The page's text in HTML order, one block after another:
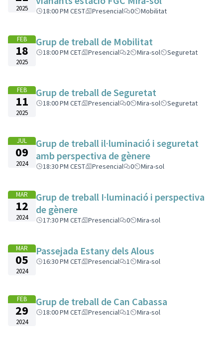
2025 18:00 PM CEST Presencial 0 Mobilitat
FEB
18
2025
Grup de treball de Mobilitat
18:00 PM CET Presencial 2 Mira-sol Seguretat
FEB
11
2025
Grup de treball de Seguretat
18:00 PM CET Presencial 0 Mira-sol Seguretat
JUL
09
2024
Grup de treball il·luminació i seguretat
amb perspectiva de gènere
18:30 PM CEST Presencial 0 Mira-sol
MAR
12
2024
Grup de treball I·luminació i perspectiva
de gènere
17:30 PM CET Presencial 0 Mira-sol
MAR
05
2024
Passejada Estany dels Alous
16:30 PM CET Presencial 1 Mira-sol
FEB
29
2024
Grup de treball de Can Cabassa
18:00 PM CET Presencial 1 Mira-sol